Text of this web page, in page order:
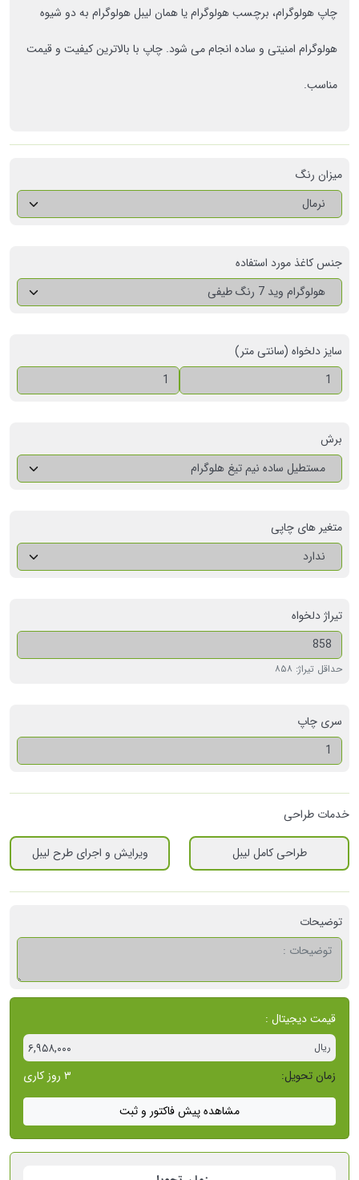
چاپ هولوگرام، برچسب هولوگرام یا همان لیبل هولوگرام به دو شیوه
هولوگرام امنیتی و ساده انجام می شود. چاپ با بالاترین کیفیت و قیمت
مناسب.
میزان رنگ
نرمال
جنس کاغذ مورد استفاده
هولوگرام وید 7 رنگ طیفی
سایز دلخواه (سانتی متر)
برش
مستطیل ساده نیم تیغ هلوگرام
متغیر های چاپی
ندارد
تیراژ دلخواه
حداقل تیراژ: ۸۵۸
سری چاپ
خدمات طراحی
طراحی کامل لیبل ویرایش و اجرای طرح لیبل
توضیحات
قیمت دیجیتال :
۶,۹۵۸,۰۰۰
ریال
زمان تحویل:
۳ روز کاری
مشاهده پیش فاکتور و ثبت